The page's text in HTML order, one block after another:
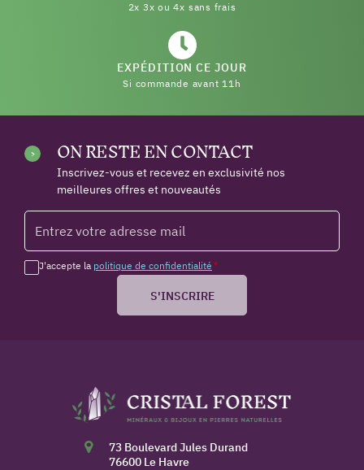
2x 3x ou 4x sans frais
EXPÉDITION CE JOUR
Si commande avant 11h
ON RESTE EN CONTACT
Inscrivez-vous et recevez en exclusivité nos
meilleures offres et nouveautés
J'accepte la politique de confidentialité *
S'INSCRIRE
73 Boulevard Jules Durand
76600 Le Havre